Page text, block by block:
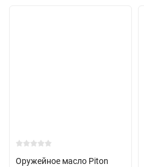
Оружейное масло Piton